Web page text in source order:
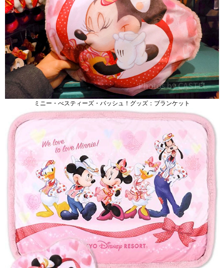
ミニー・べスティーズ・バッシュ！グッズ：ブランケット